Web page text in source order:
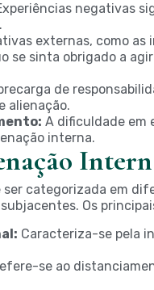
negativas
externas, como as
se sinta obrigado a
de
alienação.
A dificuldade em
interna.
categorizada em
Os
Caracteriza-se pela
se ao